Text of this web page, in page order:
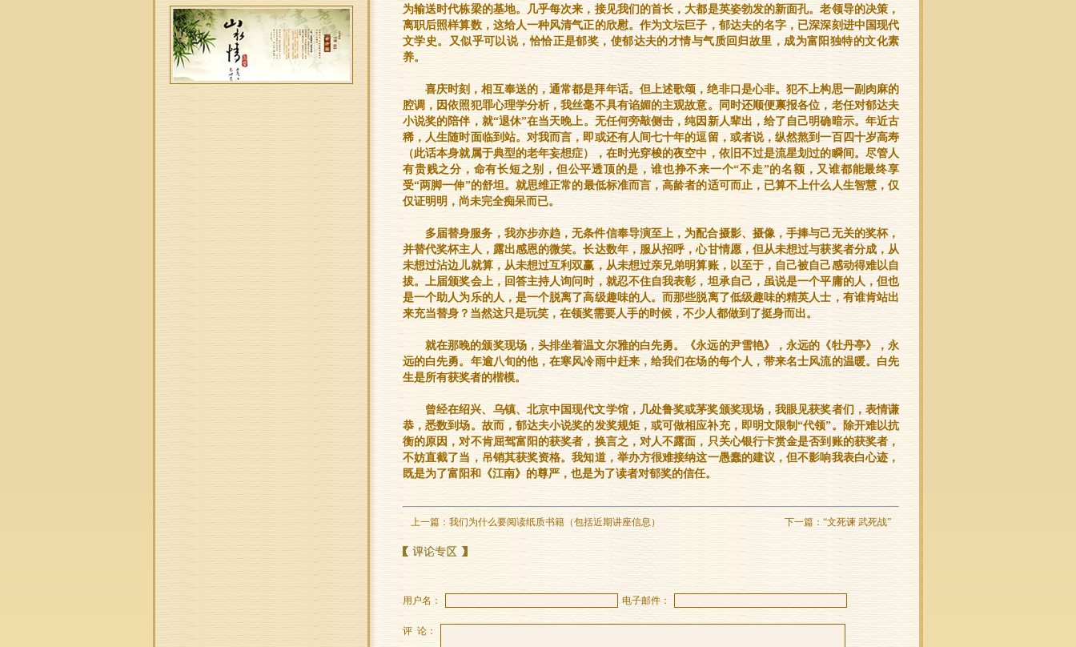
为输送时代栋梁的基地。几乎每次来，接见我们的首长，大都是英姿勃发的新面孔。老领导的决策，
离职后照样算数，这给人一种风清气正的欣慰。作为文坛巨子，郁达夫的名字，已深深刻进中国现代
文学史。又似乎可以说，恰恰正是郁奖，使郁达夫的才情与气质回归故里，成为富阳独特的文化素
养。
喜庆时刻，相互奉送的，通常都是拜年话。但上述歌颂，绝非口是心非。犯不上构思一副肉麻的
腔调，因依照犯罪心理学分析，我丝毫不具有谄媚的主观故意。同时还顺便禀报各位，老任对郁达夫
小说奖的陪伴，就“退休”在当天晚上。无任何旁敲侧击，纯因新人辈出，给了自己明确暗示。年近古
稀，人生随时面临到站。对我而言，即或还有人间七十年的逗留，或者说，纵然熬到一百四十岁高寿
（此话本身就属于典型的老年妄想症），在时光穿梭的夜空中，依旧不过是流星划过的瞬间。尽管人
有贵贱之分，命有长短之别，但公平透顶的是，谁也挣不来一个“不走”的名额，又谁都能最终享
受“两脚一伸”的舒坦。就思维正常的最低标准而言，高龄者的适可而止，已算不上什么人生智慧，仅
仅证明明，尚未完全痴呆而已。
多届替身服务，我亦步亦趋，无条件信奉导演至上，为配合摄影、摄像，手捧与己无关的奖杯，
并替代奖杯主人，露出感恩的微笑。长达数年，服从招呼，心甘情愿，但从未想过与获奖者分成，从
未想过沾边儿就算，从未想过互利双赢，从未想过亲兄弟明算账，以至于，自己被自己感动得难以自
拔。上届颁奖会上，回答主持人询问时，就忍不住自我表彰，坦承自己，虽说是一个平庸的人，但也
是一个助人为乐的人，是一个脱离了高级趣味的人。而那些脱离了低级趣味的精英人士，有谁肯站出
来充当替身？当然这只是玩笑，在领奖需要人手的时候，不少人都做到了挺身而出。
就在那晚的颁奖现场，头排坐着温文尔雅的白先勇。《永远的尹雪艳》，永远的《牡丹亭》，永
远的白先勇。年逾八旬的他，在寒风冷雨中赶来，给我们在场的每个人，带来名士风流的温暖。白先
生是所有获奖者的楷模。
曾经在绍兴、乌镇、北京中国现代文学馆，几处鲁奖或茅奖颁奖现场，我眼见获奖者们，表情谦
恭，悉数到场。故而，郁达夫小说奖的发奖规矩，或可做相应补充，即明文限制“代领”。除开难以抗
衡的原因，对不肯屈驾富阳的获奖者，换言之，对人不露面，只关心银行卡赏金是否到账的获奖者，
不妨直截了当，吊销其获奖资格。我知道，举办方很难接纳这一愚蠢的建议，但不影响我表白心迹，
既是为了富阳和《江南》的尊严，也是为了读者对郁奖的信任。
上一篇： 我们为什么要阅读纸质书籍（包括近期讲座信息） 下一篇： “文死谏 武死战”
用户名： 电子邮件：
评 论：